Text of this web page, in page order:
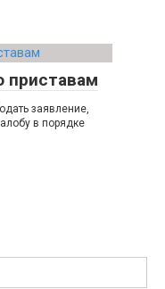
приставам
заявление,
в порядке